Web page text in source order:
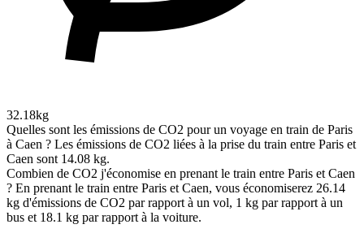
32.18kg
Quelles sont les émissions de CO2 pour un voyage en train de Paris
à Caen ? Les émissions de CO2 liées à la prise du train entre Paris et
Caen sont 14.08 kg.
Combien de CO2 j'économise en prenant le train entre Paris et Caen
? En prenant le train entre Paris et Caen, vous économiserez 26.14
kg d'émissions de CO2 par rapport à un vol, 1 kg par rapport à un
bus et 18.1 kg par rapport à la voiture.